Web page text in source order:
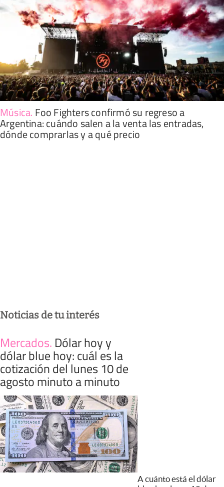
Música. Foo Fighters confirmó su regreso a
Argentina: cuándo salen a la venta las entradas,
dónde comprarlas y a qué precio
Noticias de tu interés
Mercados. Dólar hoy y
dólar blue hoy: cuál es la
cotización del lunes 10 de
agosto minuto a minuto
A cuánto está el dólar